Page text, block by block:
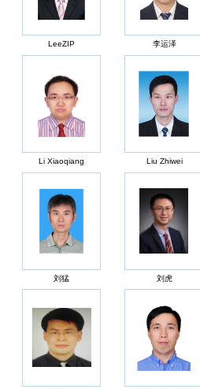
LeeZIP 李运泽
Li Xiaoqiang Liu Zhiwei
刘猛 刘虎